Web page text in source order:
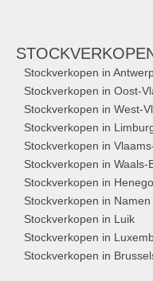
Stockverkopen in
Stockverkopen in Oost-
Stockverkopen in West-
Stockverkopen in
Stockverkopen in
Stockverkopen in Waals-
Stockverkopen in
Stockverkopen in Namen
Stockverkopen in Luik
Stockverkopen in
Stockverkopen in